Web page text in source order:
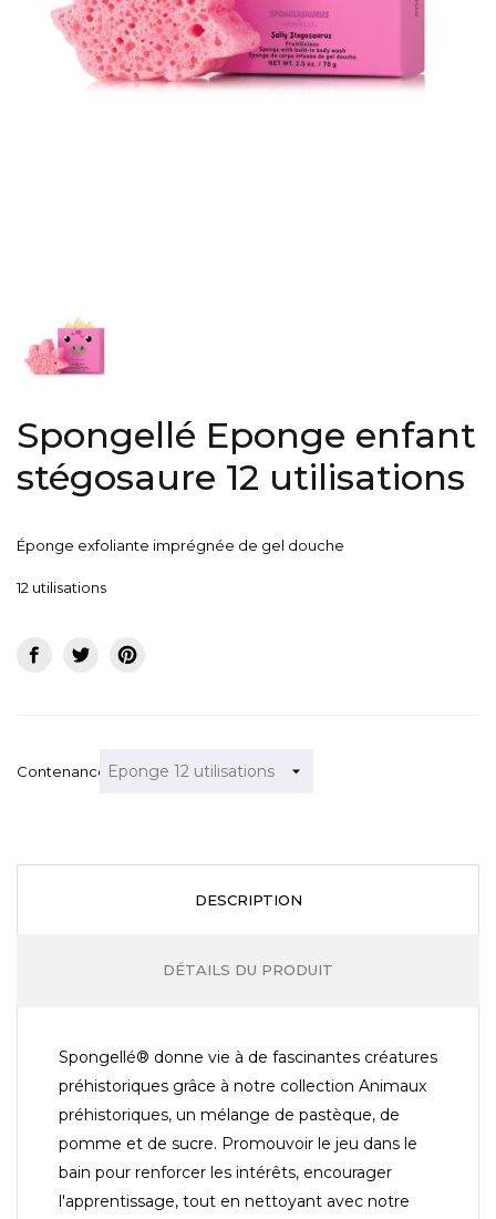
Spongellé Eponge enfant
stégosaure 12 utilisations
Éponge exfoliante imprégnée de gel douche
12 utilisations
Contenance
DESCRIPTION
DÉTAILS DU PRODUIT
Spongellé® donne vie à de fascinantes créatures
préhistoriques grâce à notre collection Animaux
préhistoriques, un mélange de pastèque, de
pomme et de sucre. Promouvoir le jeu dans le
bain pour renforcer les intérêts, encourager
l'apprentissage, tout en nettoyant avec notre